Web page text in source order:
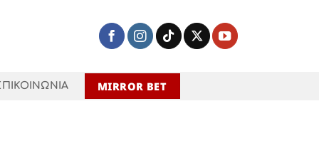
MIRROR BET